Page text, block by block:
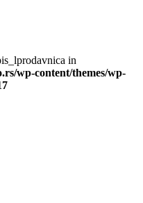
in
wp-content/themes/wp-